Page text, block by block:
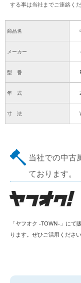
する事は当社までご連絡くだ
商品名
メーカー
型 番
年 式
寸 法
当社での中古
ております。
「ヤフオク -TOWN-」にて
ります。ぜひご活用ください